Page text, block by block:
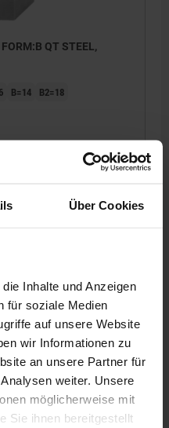
Über Cookies
Inhalte und Anzeigen
für soziale Medien
auf unsere Website
wir Informationen zu
an unsere Partner für
weiter. Unsere
möglicherweise mit
Sie ihnen bereitgestellt
QT STEEL,
B=14
B2=18
QT STEEL,
B=24
B2=32